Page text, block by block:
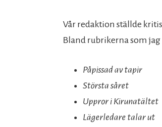
Vår redaktion ställde
Bland rubrikerna som
Påpissad av tapir
Största såret
Uppror i Kirunatältet
Lägerledare talar ut